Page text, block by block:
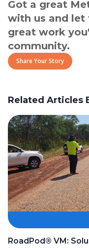
Got a great
with us and
great work
community.
Share Your Story
Related Articles
RoadPod® VM: